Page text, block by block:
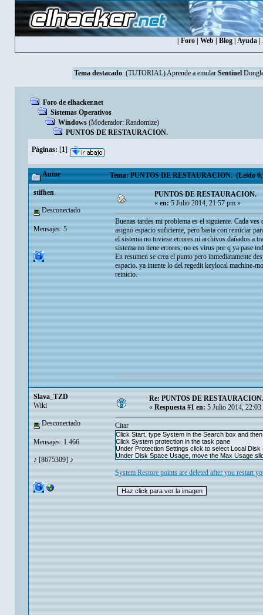
Foro| Web| Blog| Ayuda|
Tema destacado: (TUTORIAL) Aprende a emular Sentinel
Foro de elhacker.net
Sistemas Operativos
Windows (Moderador: Randomize)
PUNTOS DE RESTAURACION.
Páginas: [1]
Autor Tema: PUNTOS DE RESTAURACION. (Leído
stifhen
Desconectado
Mensajes: 5
PUNTOS DE RESTAURACION.
«en:5 Julio 2014, 21:57 pm »
Buenas tardes mi problema es el siguiente. Cada
asigno espacio suficiente, pero basta con reiniciar
el sistema no tuviese errores ni archivos dañados a
sistema no tiene errores, no es virus por q ya pase
En resumen se crea el punto pero inmediatamente
espacio. ya intente lo del regedit keylocal machine-
reinicio.
Slava_TZD
Wiki
Desconectado
Mensajes: 1.466
♪ [8675309] ♪
Re: PUNTOS DE RESTAURACION.
« Respuesta #1 en: 5 Julio 2014, 22:03
Citar
Click Start, type System in the Search box and
Click System protection in the task pane
Under Protection Settings click to select Local
Under Disk Space Usage, move the Max Usage
System Restore points are deleted after you restart